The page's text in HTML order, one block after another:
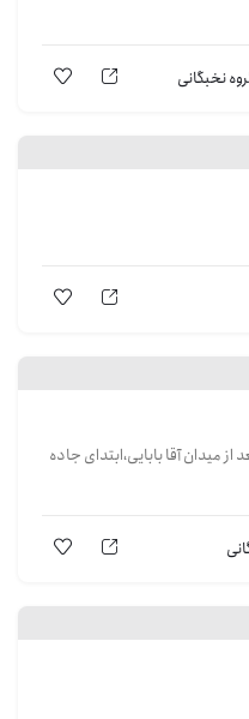
نخبگانی
دشتی، 4 کیلومتر بعد از میدان آقا بابایی،ابتدای جاده